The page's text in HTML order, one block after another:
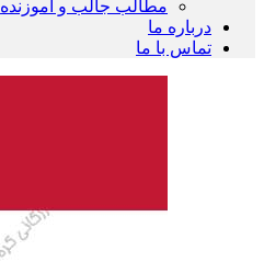
مطالب جالب و آموزنده
درباره ما
تماس با ما